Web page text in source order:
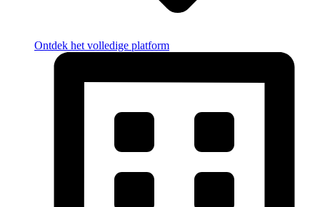
Ontdek het volledige platform